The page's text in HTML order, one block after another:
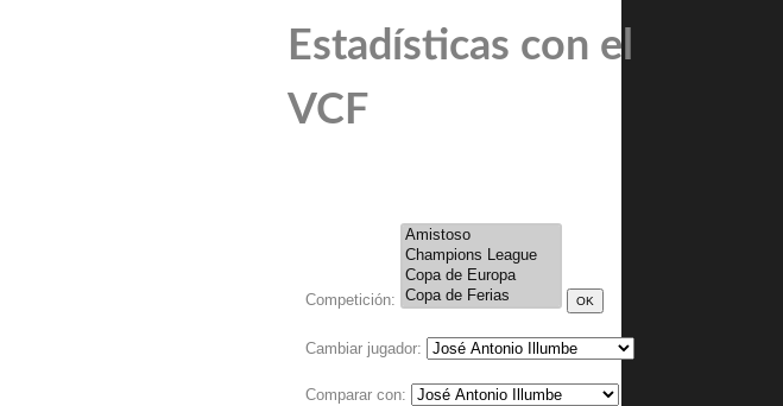
Estadísticas con el
VCF
Competición:
Cambiar jugador:
Comparar con: